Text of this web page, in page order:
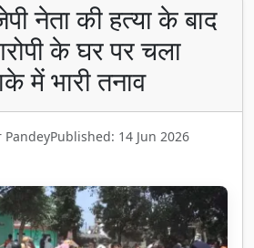
नेता की हत्या के बाद
के घर पर चला
में भारी तनाव
Published: 14 Jun 2026